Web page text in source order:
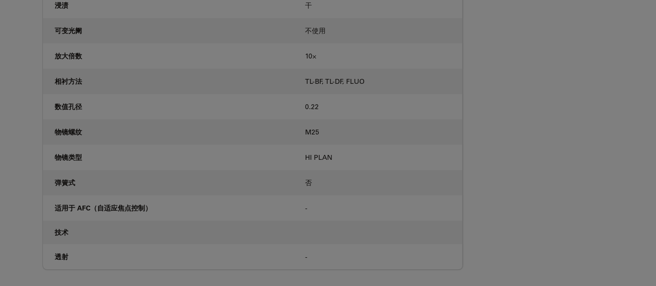
浸渍 干
可变光阑 不使用
放大倍数 10⨉
相衬方法 TL-BF, TL-DF, FLUO
数值孔径 0.22
物镜螺纹 M25
物镜类型 HI PLAN
弹簧式 否
适用于 AFC（自适应焦点控制） -
技术
透射 -